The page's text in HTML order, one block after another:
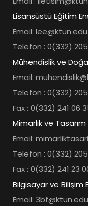
Lisansüstü Eğitim
Email:
Telefon : 0(332)
Mühendislik ve
Email:
Telefon : 0(332)
Fax : 0(332) 241 06
Mimarlık ve
Email:
Telefon : 0(332)
Fax : 0(332) 241 23
Bilgisayar ve Bilişim
Email: